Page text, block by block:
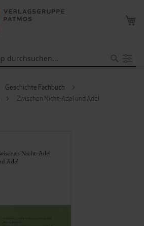
Geschichte Fachbuch
Zwischen Nicht-Adel und Adel
SPRINGEN